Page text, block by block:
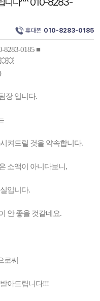
휴대폰 010-8283-0185
0185 ■
장 입니다.
켜드릴 것을 약속합니다.
소액이 아니다보니,
입니다.
안 좋을 것같네요.
로써
아드립니다!!!